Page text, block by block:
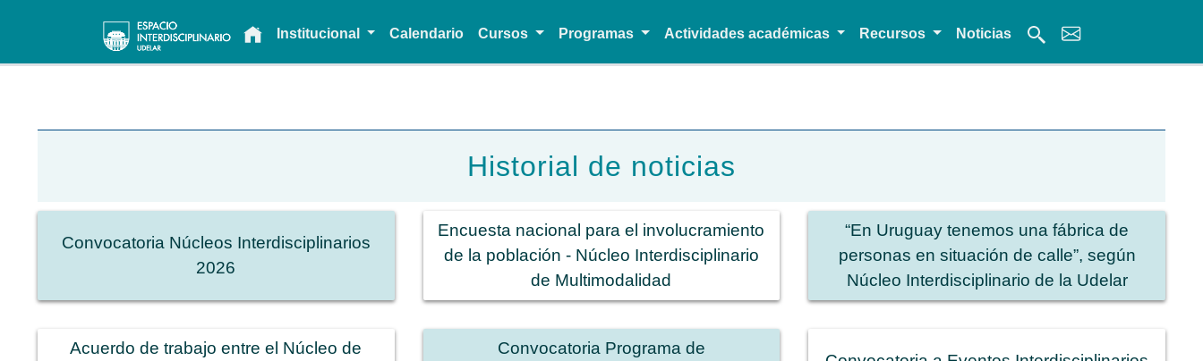
Main navigationInstitucional Calendario Cursos Programas Actividades académicas Recursos Noticias
Historial de noticias
Convocatoria Núcleos Interdisciplinarios
2026
Encuesta nacional para el involucramiento
de la población - Núcleo Interdisciplinario
de Multimodalidad
“En Uruguay tenemos una fábrica de
personas en situación de calle”, según
Núcleo Interdisciplinario de la Udelar
Acuerdo de trabajo entre el Núcleo de
Convocatoria Programa de